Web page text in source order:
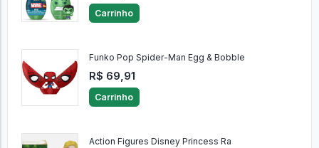
Carrinho
Funko Pop Spider-Man Egg & Bobble
R$ 69,91
Carrinho
Action Figures Disney Princess Ra